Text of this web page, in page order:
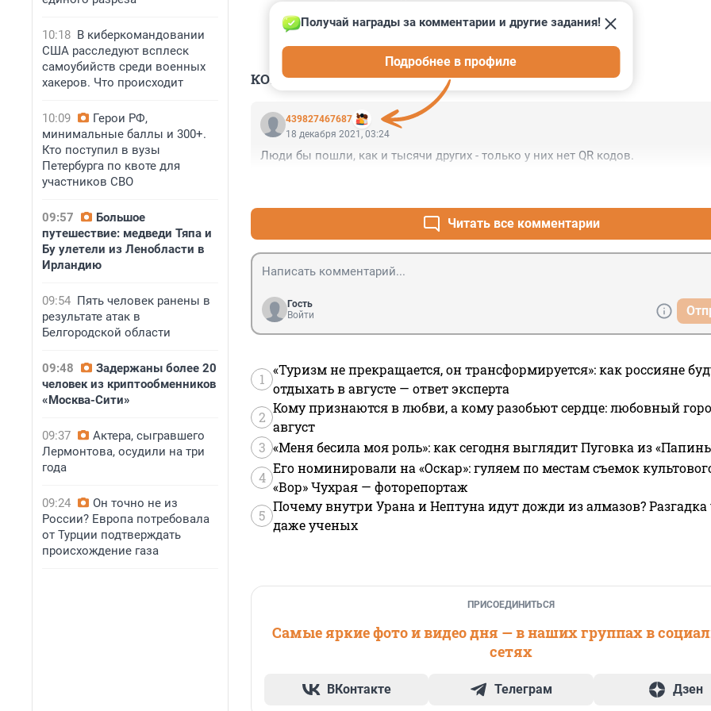
10:18 В киберкомандовании
США расследуют всплеск
самоубийств среди военных
хакеров. Что происходит
10:09
Герои РФ,
минимальные баллы и 300+.
Кто поступил в вузы
Петербурга по квоте для
участников СВО
09:57
Большое
путешествие: медведи Тяпа и
Бу улетели из Ленобласти в
Ирландию
09:54 Пять человек ранены в
результате атак в
Белгородской области
09:48
Задержаны более 20
человек из криптообменников
«Москва-Сити»
09:37
Актера, сыгравшего
Лермонтова, осудили на три
года
09:24
Он точно не из
России? Европа потребовала
от Турции подтверждать
происхождение газа
КОММЕНТАРИИ 1
439827467687
Получай награды за комментарии и другие задания!
Подробнее в профиле
18 декабря 2021, 03:24
Люди бы пошли, как и тысячи других - только у них нет QR кодов.
Читать все комментарии
Гость
Войти
1
«Туризм не прекращается, он трансформируется»: как россияне
отдыхать в августе — ответ эксперта
2
Кому признаются в любви, а кому разобьют сердце: любовный
август
3 «Меня бесила моя роль»: как сегодня выглядит Пуговка из
4
Его номинировали на «Оскар»: гуляем по местам съемок
«Вор» Чухрая — фоторепортаж
5
Почему внутри Урана и Нептуна идут дожди из алмазов?
даже ученых
ПРИСОЕДИНИТЬСЯ
Самые яркие фото и видео дня — в наших группах в
сетях
ВКонтакте Телеграм Дзен